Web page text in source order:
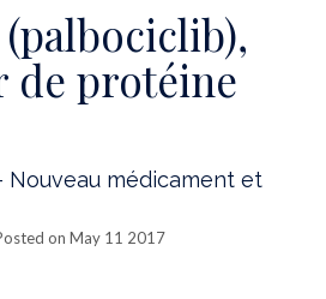
publication
(palbociclib),
protéine
Nouveau médicament et
on May 11 2017